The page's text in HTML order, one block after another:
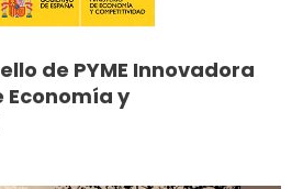
de PYME Innovadora
Economía y